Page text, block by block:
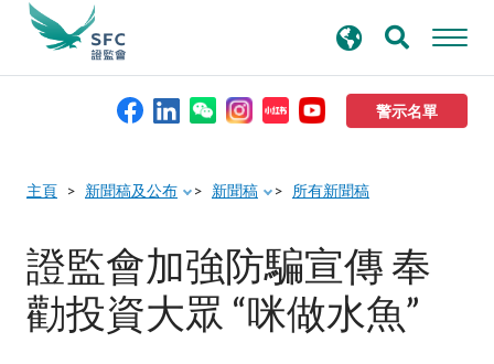
警示名單
本會簡介
監管職能
規則及標準
尋
主頁 新聞稿及公布 新聞稿 所有新聞稿
證監會加強防騙宣傳 奉
勸投資大眾 “咪做水魚”